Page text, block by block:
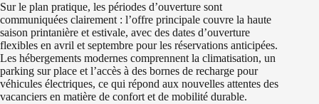
Sur le plan pratique, les périodes d’ouverture sont
communiquées clairement : l’offre principale couvre la haute
saison printanière et estivale, avec des dates d’ouverture
flexibles en avril et septembre pour les réservations anticipées.
Les hébergements modernes comprennent la climatisation, un
parking sur place et l’accès à des bornes de recharge pour
véhicules électriques, ce qui répond aux nouvelles attentes des
vacanciers en matière de confort et de mobilité durable.